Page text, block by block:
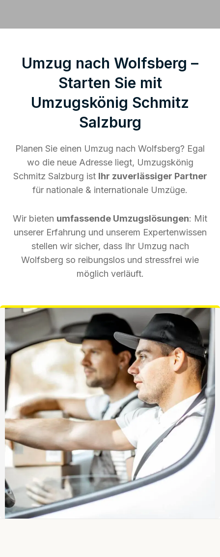
Umzug nach Wolfsberg –
Starten Sie mit
Umzugskönig Schmitz
Salzburg
Planen Sie einen Umzug nach Wolfsberg? Egal
wo die neue Adresse liegt, Umzugskönig
Schmitz Salzburg ist Ihr zuverlässiger Partner
für nationale & internationale Umzüge.
Wir bieten umfassende Umzugslösungen: Mit
unserer Erfahrung und unserem Expertenwissen
stellen wir sicher, dass Ihr Umzug nach
Wolfsberg so reibungslos und stressfrei wie
möglich verläuft.